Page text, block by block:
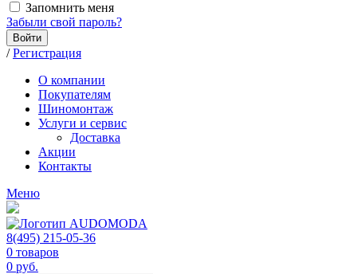
Запомнить меня
Забыли свой пароль?
Войти
/ Регистрация
О компании
Покупателям
Шиномонтаж
Услуги и сервис
Доставка
Акции
Контакты
Меню
8(495) 215-05-36
0 товаров
0 руб.